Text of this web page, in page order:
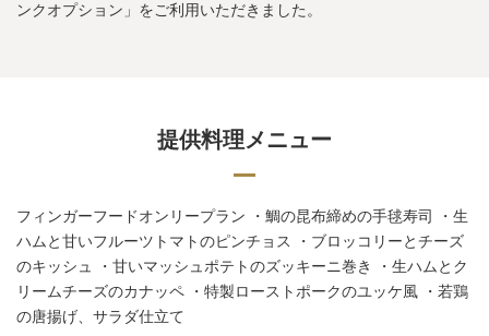
ンクオプション」をご利用いただきました。
提供料理メニュー
フィンガーフードオンリープラン ・鯛の昆布締めの手毬寿司 ・生
ハムと甘いフルーツトマトのピンチョス ・ブロッコリーとチーズ
のキッシュ ・甘いマッシュポテトのズッキーニ巻き ・生ハムとク
リームチーズのカナッペ ・特製ローストポークのユッケ風 ・若鶏
の唐揚げ、サラダ仕立て